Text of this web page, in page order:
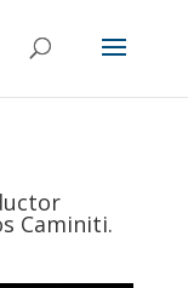
Caminiti.